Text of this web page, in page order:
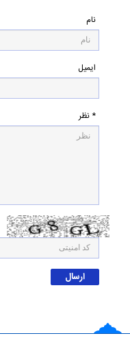
نام
ایمیل
* نظر